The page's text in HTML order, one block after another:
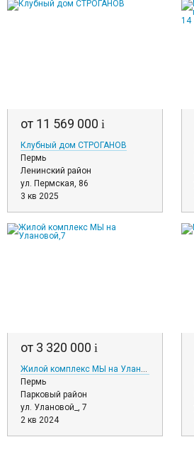
от 11 569 000 i
Клубный дом СТРОГАНОВ
Пермь
Ленинский район
ул. Пермская, 86
3 кв 2025
от 3 320 000 i
Жилой комплекс МЫ на Улановой,7
Пермь
Парковый район
ул. Улановой_, 7
2 кв 2024